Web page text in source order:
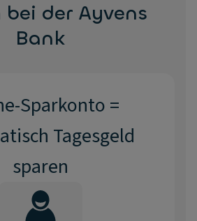
bei der Ayvens
Bank
Sparkonto =
Tagesgeld
sparen